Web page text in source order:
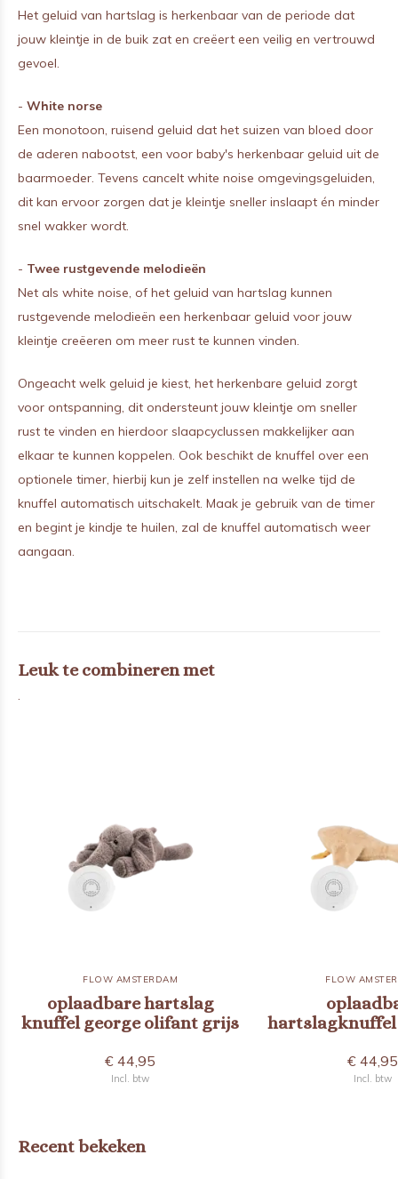
Het geluid van hartslag is herkenbaar van de periode dat
jouw kleintje in de buik zat en creëert een veilig en vertrouwd
gevoel.
- White norse
Een monotoon, ruisend geluid dat het suizen van bloed door
de aderen nabootst, een voor baby's herkenbaar geluid uit de
baarmoeder. Tevens cancelt white noise omgevingsgeluiden,
dit kan ervoor zorgen dat je kleintje sneller inslaapt én minder
snel wakker wordt.
- Twee rustgevende melodieën
Net als white noise, of het geluid van hartslag kunnen
rustgevende melodieën een herkenbaar geluid voor jouw
kleintje creëeren om meer rust te kunnen vinden.
Ongeacht welk geluid je kiest, het herkenbare geluid zorgt
voor ontspanning, dit ondersteunt jouw kleintje om sneller
rust te vinden en hierdoor slaapcyclussen makkelijker aan
elkaar te kunnen koppelen. Ook beschikt de knuffel over een
optionele timer, hierbij kun je zelf instellen na welke tijd de
knuffel automatisch uitschakelt. Maak je gebruik van de timer
en begint je kindje te huilen, zal de knuffel automatisch weer
aangaan.
Leuk te combineren met
.
FLOW AMSTERDAM
oplaadbare hartslag
knuffel george olifant grijs
€ 44,95
Incl. btw
FLOW
€ 44,95
Incl. btw
Recent bekeken